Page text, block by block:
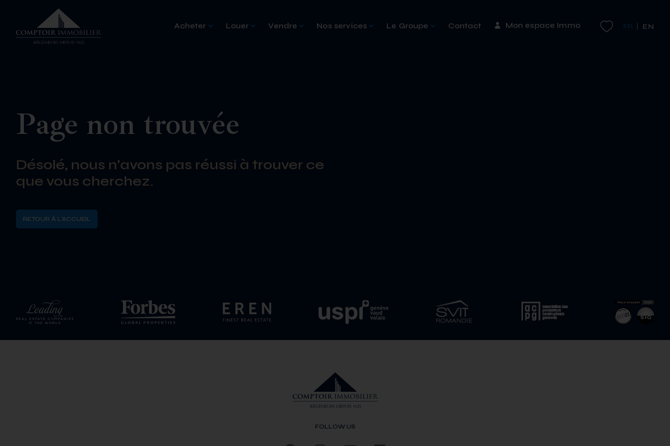
Acheter Louer Vendre Nos services Le Groupe Contact Mon espace Immo FR EN
Page non trouvée
Désolé, nous n’avons pas réussi à trouver ce
que vous cherchez.
RETOUR À L'ACCUEIL
FOLLOW US